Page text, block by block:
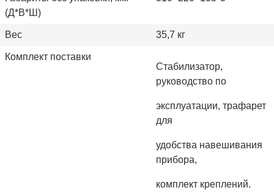
(Д*В*Ш)
Вес 35,7 кг
Комплект поставки
Стабилизатор,
руководство по
эксплуатации, трафарет
для
удобства навешивания
прибора,
комплект креплений.